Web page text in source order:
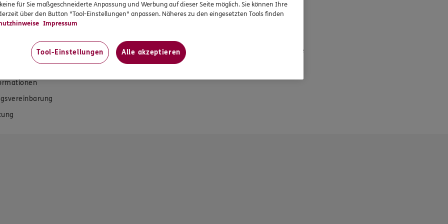
Unsere Agentur
Standorte
Schwerpunkte
für Sie maßgeschneiderte Anpassung und Werbung auf dieser Seite möglich. Sie können Ihre
über den Button "Tool-Einstellungen" anpassen. Näheres zu den eingesetzten Tools finden
Impressum
Tool-Einstellungen Alle akzeptieren